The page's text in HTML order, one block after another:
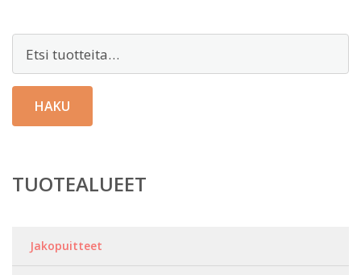
HAKU
TUOTEALUEET
Jakopuitteet